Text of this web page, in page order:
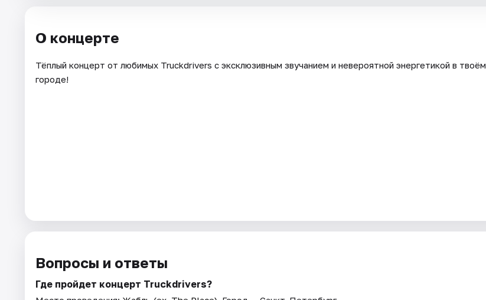
О концерте
Тёплый концерт от любимых Truckdrivers с эксклюзивным звучанием и невероятной энергетикой в твоём
городе!
Вопросы и ответы
Где пройдет концерт Truckdrivers?